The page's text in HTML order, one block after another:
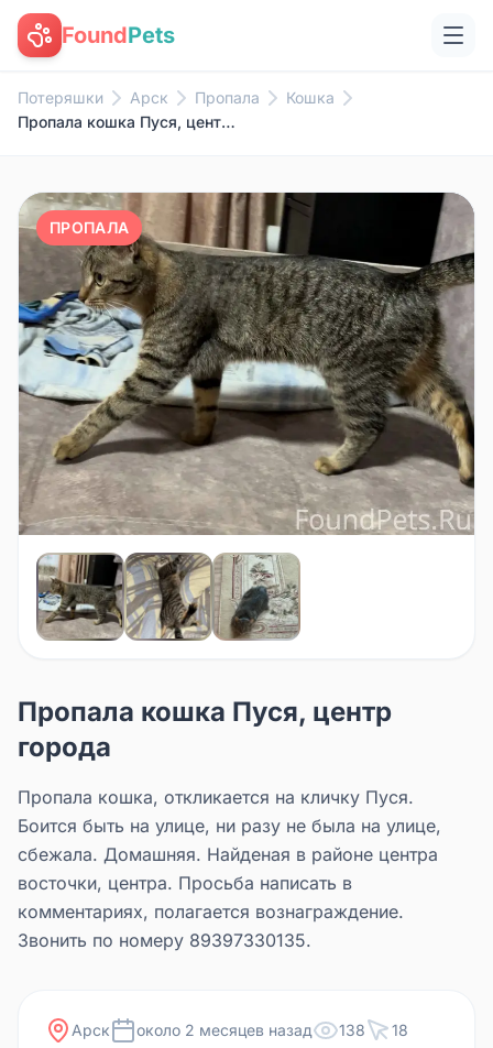
FoundPets
Потеряшки Арск Пропала
Кошка
Пропала кошка Пуся, центр города
ПРОПАЛА
Пропала кошка Пуся, центр
города
Пропала кошка, откликается на кличку Пуся.
Боится быть на улице, ни разу не была на улице,
сбежала. Домашняя. Найденая в районе центра
восточки, центра. Просьба написать в
комментариях, полагается вознаграждение.
Звонить по номеру 89397330135.
Арск около 2 месяцев назад 138 18